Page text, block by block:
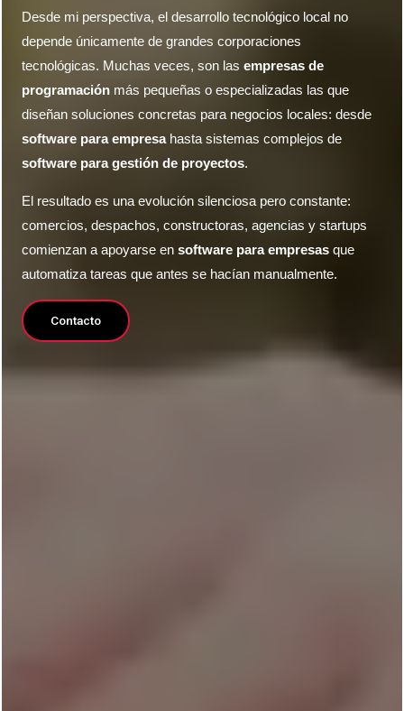
Desde mi perspectiva, el desarrollo tecnológico local no
depende únicamente de grandes corporaciones
tecnológicas. Muchas veces, son lasempresas de
programación más pequeñas o especializadas las que
diseñan soluciones concretas para negocios locales: desde
software para empresahasta sistemas complejos de
software para gestión de proyectos.
El resultado es una evolución silenciosa pero constante:
comercios, despachos, constructoras, agencias y startups
comienzan a apoyarse ensoftware para empresas que
automatiza tareas que antes se hacían manualmente.
Contacto